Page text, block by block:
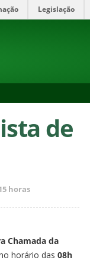
Legislação
de
horas
Chamada da
horário das 08h